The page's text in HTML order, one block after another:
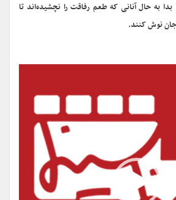
به حال آنانی که طعم رفاقت را نچشیده‌اند تا
نوش کنند.